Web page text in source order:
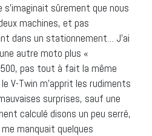
sûrement que nous
machines, et pas
dans un stationnement… J’ai
autre moto plus «
500, pas tout à fait la même
V-Twin m’apprit les rudiments
surprises, sauf une
calculé disons un peu serré,
manquait quelques